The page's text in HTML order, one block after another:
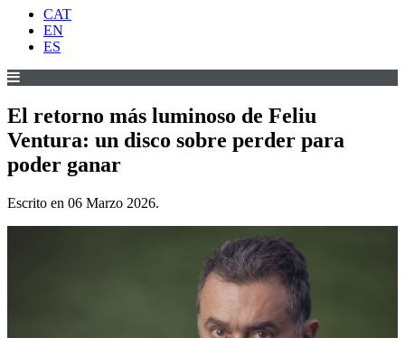
CAT
EN
ES
El retorno más luminoso de Feliu
Ventura: un disco sobre perder para
poder ganar
Escrito en 06 Marzo 2026.